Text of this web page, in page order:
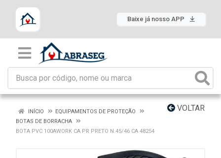
Baixe já nosso APP
VOLTAR
INÍCIO
EQUIPAMENTOS DE PROTEÇÃO
BOTAS DE BORRACHA
BOTA PVC 100AWORK CA PR PRETO N.45/46 CA 48254